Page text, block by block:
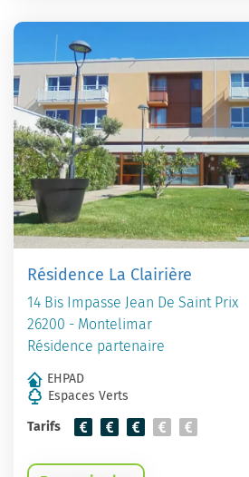
Résidence La Clairière
14 Bis Impasse Jean De Saint Prix
26200 - Montelimar
Résidence partenaire
EHPAD
Espaces Verts
Tarifs